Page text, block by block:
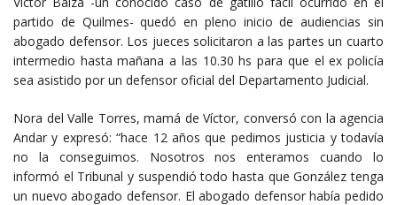
partido de Quilmes- quedó en pleno inicio de audiencias sin
abogado defensor. Los jueces solicitaron a las partes un cuarto
intermedio hasta mañana a las 10.30 hs para que el ex policía
sea asistido por un defensor oficial del Departamento Judicial.
Nora del Valle Torres, mamá de Víctor, conversó con la agencia
Andar y expresó: “hace 12 años que pedimos justicia y todavía
no la conseguimos. Nosotros nos enteramos cuando lo
informó el Tribunal y suspendió todo hasta que González tenga
un nuevo abogado defensor. El abogado defensor había pedido